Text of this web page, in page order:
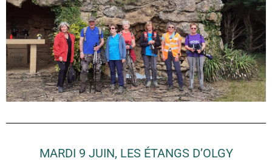
MARDI 9 JUIN, LES ÉTANGS D’OLGY